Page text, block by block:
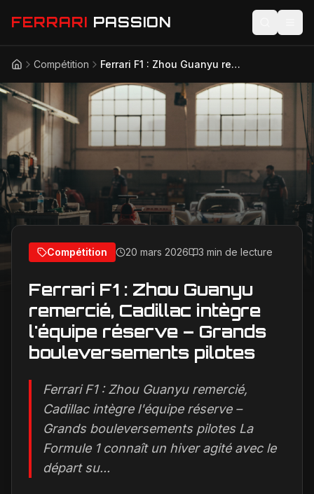
FERRARI PASSION
Actualités
Modèles
Compétition
Technologie
Lifestyle
AccueilCompétition Ferrari F1 : Zhou Guanyu remercié, Cadillac intègre l'équipe réserve – Grands bouleversements pilotes
Compétition 20 mars 2026 3 min de lecture
Ferrari F1 : Zhou Guanyu
remercié, Cadillac intègre
l'équipe réserve – Grands
bouleversements pilotes
Ferrari F1 : Zhou Guanyu remercié,
Cadillac intègre l'équipe réserve –
Grands bouleversements pilotes La
Formule 1 connaît un hiver agité avec le
départ su...